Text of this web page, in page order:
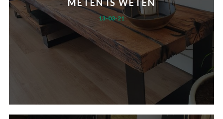
METEN IS WETEN
13-03-21